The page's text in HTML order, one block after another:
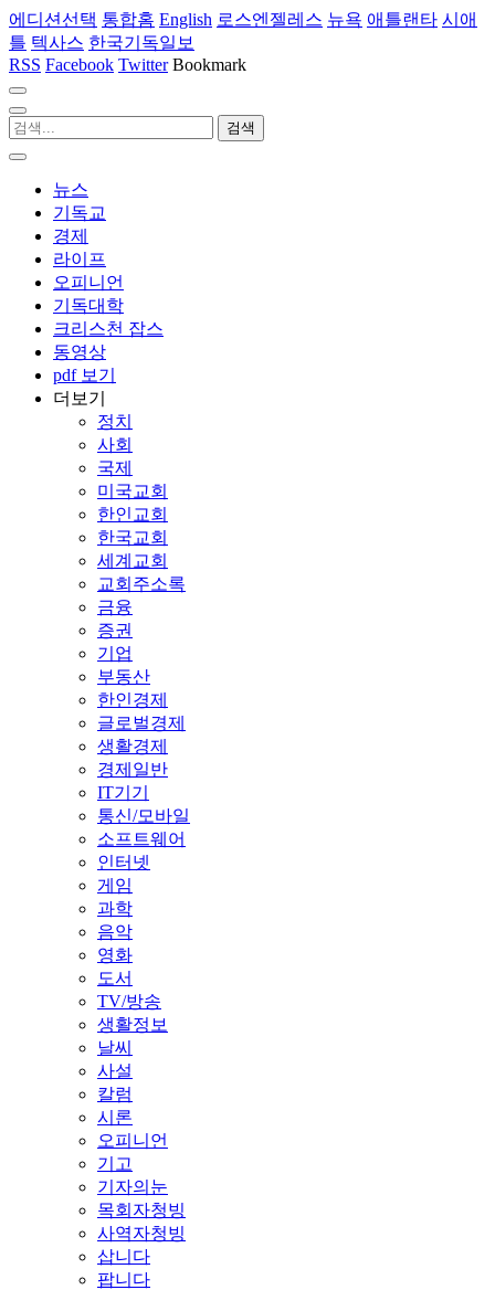
에디션선택 통합홈 English 로스엔젤레스 뉴욕 애틀랜타 시애
틀 텍사스 한국기독일보
RSS Facebook Twitter Bookmark
뉴스
기독교
경제
라이프
오피니언
기독대학
크리스천 잡스
동영상
pdf 보기
더보기
정치
사회
국제
미국교회
한인교회
한국교회
세계교회
교회주소록
금융
증권
기업
부동산
한인경제
글로벌경제
생활경제
경제일반
IT기기
통신/모바일
소프트웨어
인터넷
게임
과학
음악
영화
도서
TV/방송
생활정보
날씨
사설
칼럼
시론
오피니언
기고
기자의눈
목회자청빙
사역자청빙
삽니다
팝니다